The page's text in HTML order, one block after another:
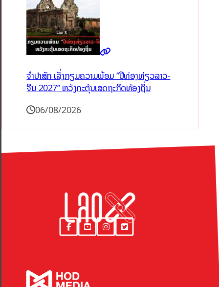
ຈຳປາສັກ ເລັ່ງກຽມຄວາມພ້ອມ “ປີທ່ອງທ່ຽວລາວ-
ຈີນ 2027” ຫວັງກະຕຸ້ນເສດຖະກິດທ້ອງຖິ່ນ
06/08/2026